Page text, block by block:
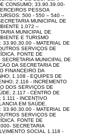
CONSUMO; 33.90.39.00-
PESSOA
500 - 550 – 540 –
MUNICIPAL DE
1.072 –
MUNICIPAL DE
E TURISMO
33.90.30.00 - MATERIAL DE
SERVIÇOS DE
FONTE DE
MUNICIPAL DE
DA SECRETARIA DE
FINANCEIRO DA
1.108 - EQUIPES DE
2.116 - INCREMENTO
DOS SERVIÇOS DE
2.117 - CENTRO DE
1.111 - INCENTIVO
EM SAÚDE.
33.90.30.00 - MATERIAL DE
SERVIÇOS DE
FONTE DE
SECRETARIA
SOCIAL 1.118 -